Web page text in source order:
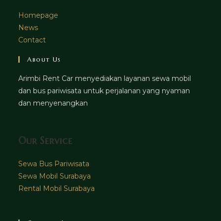
Homepage
News
Contact
About Us
Arimbi Rent Car menyediakan layanan sewa mobil
dan bus pariwisata untuk perjalanan yang nyaman
dan menyenangkan
Our Service
Sewa Bus Pariwisata
Sewa Mobil Surabaya
Rental Mobil Surabaya